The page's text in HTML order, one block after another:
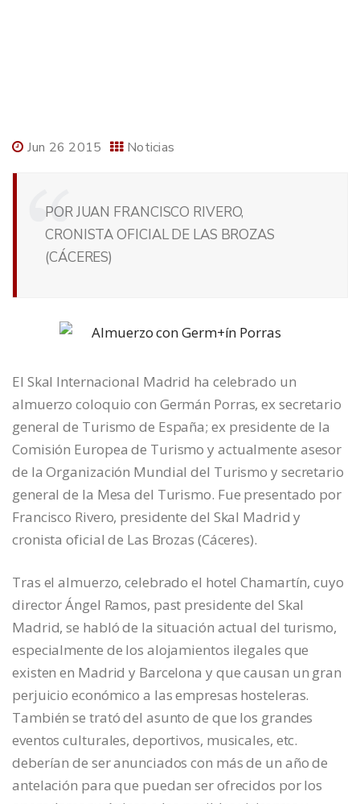
Jun 26 2015 Noticias
POR JUAN FRANCISCO RIVERO,
CRONISTA OFICIAL DE LAS BROZAS
(CÁCERES)
El Skal Internacional Madrid ha celebrado un
almuerzo coloquio con Germán Porras, ex secretario
general de Turismo de España; ex presidente de la
Comisión Europea de Turismo y actualmente asesor
de la Organización Mundial del Turismo y secretario
general de la Mesa del Turismo. Fue presentado por
Francisco Rivero, presidente del Skal Madrid y
cronista oficial de Las Brozas (Cáceres).
Tras el almuerzo, celebrado el hotel Chamartín, cuyo
director Ángel Ramos, past presidente del Skal
Madrid, se habló de la situación actual del turismo,
especialmente de los alojamientos ilegales que
existen en Madrid y Barcelona y que causan un gran
perjuicio económico a las empresas hosteleras.
También se trató del asunto de que los grandes
eventos culturales, deportivos, musicales, etc.
deberían de ser anunciados con más de un año de
antelación para que puedan ser ofrecidos por los